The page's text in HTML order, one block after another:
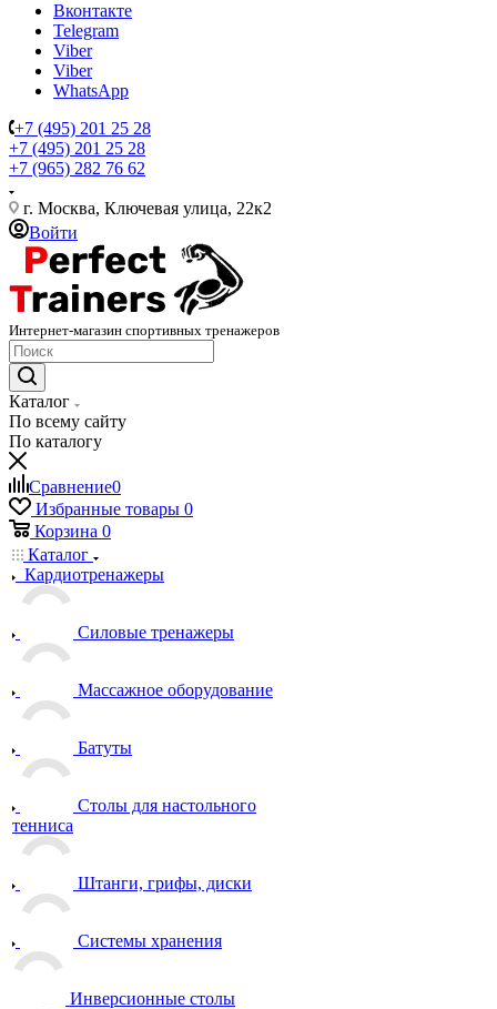
Вконтакте
Telegram
Viber
Viber
WhatsApp
+7 (495) 201 25 28
+7 (495) 201 25 28
+7 (965) 282 76 62
г. Москва, Ключевая улица, 22к2
Войти
Интернет-магазин спортивных тренажеров
Каталог
По всему сайту
По каталогу
Сравнение0
Избранные товары 0
Корзина 0
Каталог
Кардиотренажеры
Силовые тренажеры
Массажное оборудование
Батуты
Столы для настольного
тенниса
Штанги, грифы, диски
Системы хранения
Инверсионные столы